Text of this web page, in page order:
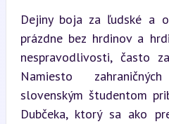
Dejiny boja za ľudské a
prázdne bez hrdinov a
nespravodlivosti, často
Namiesto
slovenským študentom
Dubčeka, ktorý sa ako